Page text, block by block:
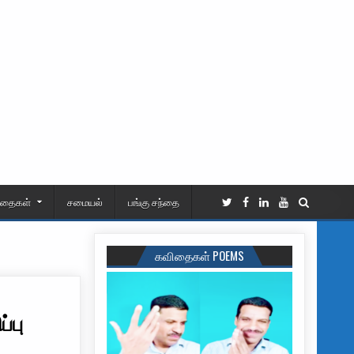
சமையல் பங்கு சந்தை
கவிதைகள் POEMS